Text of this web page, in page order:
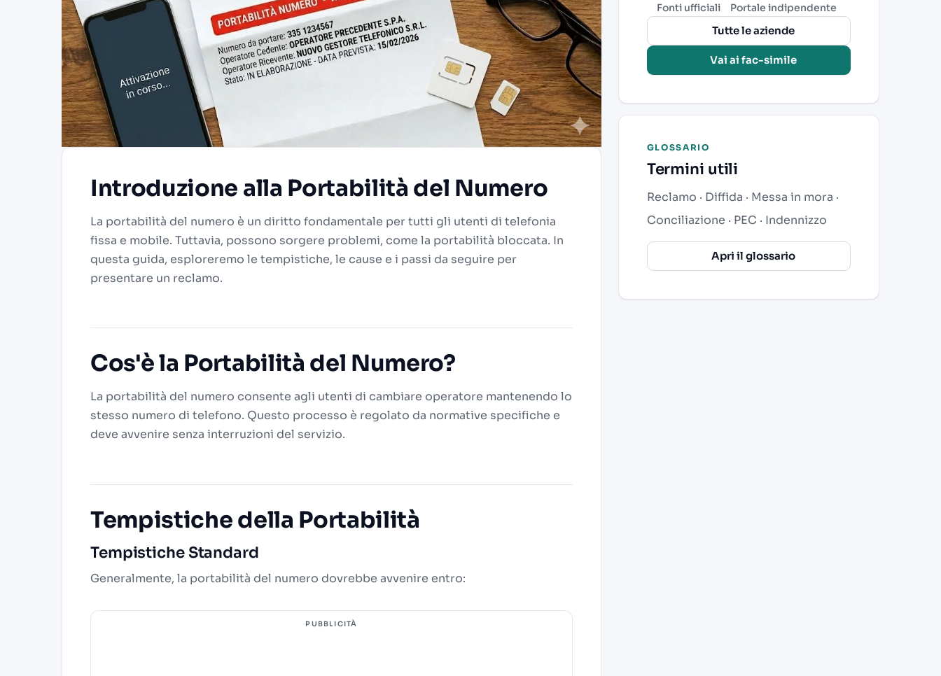
Introduzione alla Portabilità del Numero
La portabilità del numero è un diritto fondamentale per tutti gli utenti di telefonia
fissa e mobile. Tuttavia, possono sorgere problemi, come la portabilità bloccata. In
questa guida, esploreremo le tempistiche, le cause e i passi da seguire per
presentare un reclamo.
Cos'è la Portabilità del Numero?
La portabilità del numero consente agli utenti di cambiare operatore mantenendo lo
stesso numero di telefono. Questo processo è regolato da normative specifiche e
deve avvenire senza interruzioni del servizio.
Tempistiche della Portabilità
Tempistiche Standard
Generalmente, la portabilità del numero dovrebbe avvenire entro:
PUBBLICITÀ
Fonti ufficiali Portale indipendente
Tutte le aziende
Vai ai fac-simile
GLOSSARIO
Termini utili
Reclamo · Diffida · Messa in mora ·
Conciliazione · PEC · Indennizzo
Apri il glossario